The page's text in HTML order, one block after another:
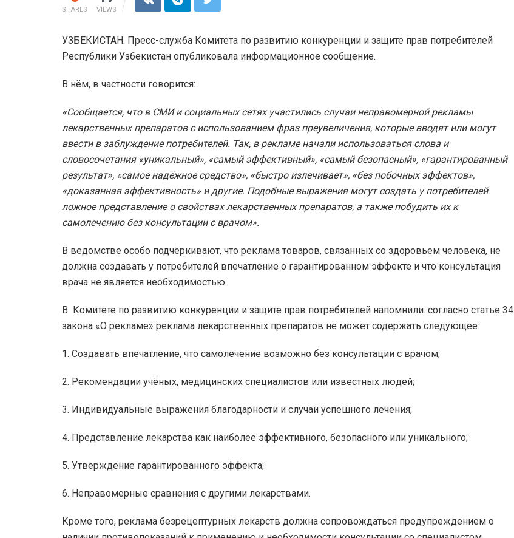
SHARES VIEWS
УЗБЕКИСТАН. Пресс-служба Комитета по развитию конкуренции и защите прав потребителей
Республики Узбекистан опубликовала информационное сообщение.
В нём, в частности говорится:
«Сообщается, что в СМИ и социальных сетях участились случаи неправомерной рекламы
лекарственных препаратов с использованием фраз преувеличения, которые вводят или могут
ввести в заблуждение потребителей. Так, в рекламе начали использоваться слова и
словосочетания «уникальный», «самый эффективный», «самый безопасный», «гарантированный
результат», «самое надёжное средство», «быстро излечивает», «без побочных эффектов»,
«доказанная эффективность» и другие. Подобные выражения могут создать у потребителей
ложное представление о свойствах лекарственных препаратов, а также побудить их к
самолечению без консультации с врачом».
В ведомстве особо подчёркивают, что реклама товаров, связанных со здоровьем человека, не
должна создавать у потребителей впечатление о гарантированном эффекте и что консультация
врача не является необходимостью.
В Комитете по развитию конкуренции и защите прав потребителей напомнили: согласно статье 34
закона «О рекламе» реклама лекарственных препаратов не может содержать следующее:
1. Создавать впечатление, что самолечение возможно без консультации с врачом;
2. Рекомендации учёных, медицинских специалистов или известных людей;
3. Индивидуальные выражения благодарности и случаи успешного лечения;
4. Представление лекарства как наиболее эффективного, безопасного или уникального;
5. Утверждение гарантированного эффекта;
6. Неправомерные сравнения с другими лекарствами.
Кроме того, реклама безрецептурных лекарств должна сопровождаться предупреждением о